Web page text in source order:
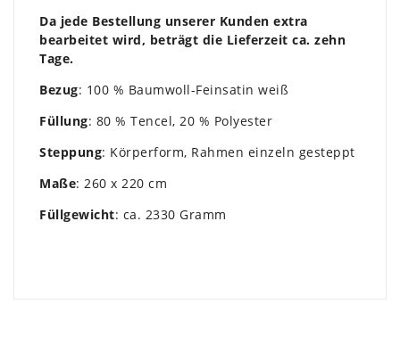
Da jede Bestellung unserer Kunden extra
bearbeitet wird, beträgt die Lieferzeit ca. zehn
Tage.
Bezug: 100 % Baumwoll-Feinsatin weiß
Füllung: 80 % Tencel, 20 % Polyester
Steppung: Körperform, Rahmen einzeln gesteppt
Maße: 260 x 220 cm
Füllgewicht: ca. 2330 Gramm